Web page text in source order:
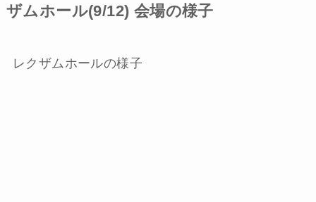
ザムホール(9/12) 会場の様子
レクザムホールの様子